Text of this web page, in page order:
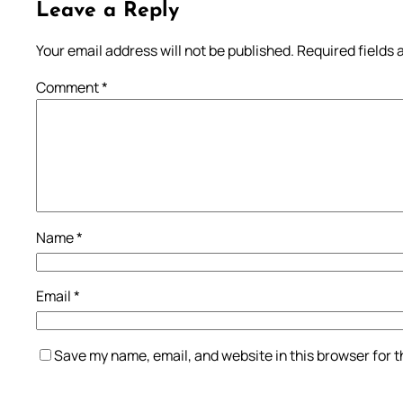
Leave a Reply
Your email address will not be published. Required fields
Comment*
Name*
Email*
Save my name, email, and website in this browser for